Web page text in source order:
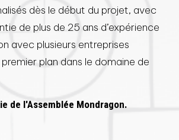
dès le début du projet, avec
de plus de 25 ans d’expérience
avec plusieurs entreprises
plan dans le domaine de
de l'Assemblée Mondragon.